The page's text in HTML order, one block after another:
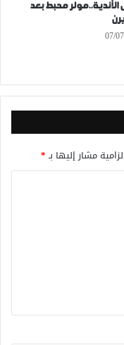
الأندية..مولر محبط بعد
07/
مشار إليها بـ*